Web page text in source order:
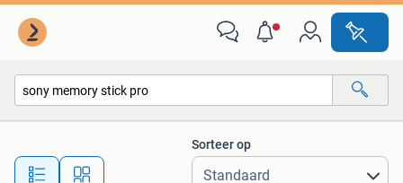
Alle afstanden…
Sorteer op